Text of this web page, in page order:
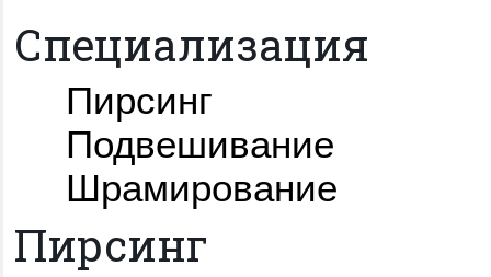
Специализация
Пирсинг
Подвешивание
Шрамирование
Пирсинг